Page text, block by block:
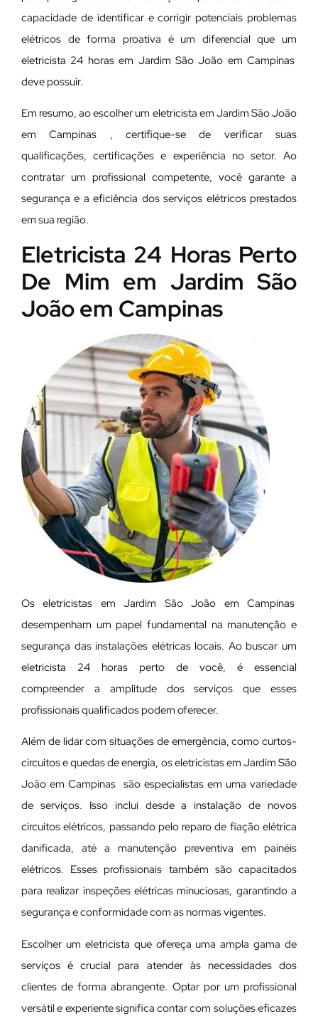
capacidade de identificar e corrigir potenciais problemas
elétricos de forma proativa é um diferencial que um
eletricista 24 horas em Jardim São João em Campinas
deve possuir.
Em resumo, ao escolher um eletricista em Jardim São João
em Campinas , certifique-se de verificar suas
qualificações, certificações e experiência no setor. Ao
contratar um profissional competente, você garante a
segurança e a eficiência dos serviços elétricos prestados
em sua região.
Eletricista 24 Horas Perto
De Mim em Jardim São
João em Campinas
Os eletricistas em Jardim São João em Campinas
desempenham um papel fundamental na manutenção e
segurança das instalações elétricas locais. Ao buscar um
eletricista 24 horas perto de você, é essencial
compreender a amplitude dos serviços que esses
profissionais qualificados podem oferecer.
Além de lidar com situações de emergência, como curtos-
circuitos e quedas de energia, os eletricistas em Jardim São
João em Campinas são especialistas em uma variedade
de serviços. Isso inclui desde a instalação de novos
circuitos elétricos, passando pelo reparo de fiação elétrica
danificada, até a manutenção preventiva em painéis
elétricos. Esses profissionais também são capacitados
para realizar inspeções elétricas minuciosas, garantindo a
segurança e conformidade com as normas vigentes.
Escolher um eletricista que ofereça uma ampla gama de
serviços é crucial para atender às necessidades dos
clientes de forma abrangente. Optar por um profissional
versátil e experiente significa contar com soluções eficazes